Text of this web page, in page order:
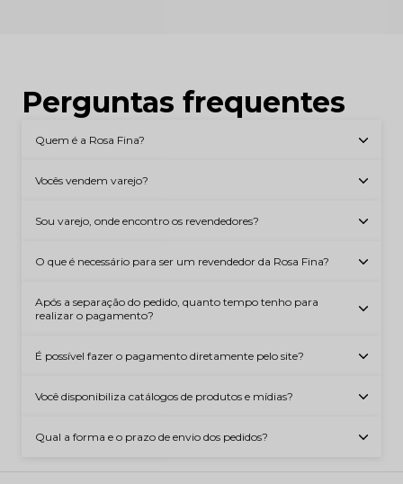
Perguntas frequentes
Quem é a Rosa Fina?
Vocês vendem varejo?
Sou varejo, onde encontro os revendedores?
O que é necessário para ser um revendedor da Rosa Fina?
Após a separação do pedido, quanto tempo tenho para
realizar o pagamento?
É possível fazer o pagamento diretamente pelo site?
Você disponibiliza catálogos de produtos e mídias?
Qual a forma e o prazo de envio dos pedidos?